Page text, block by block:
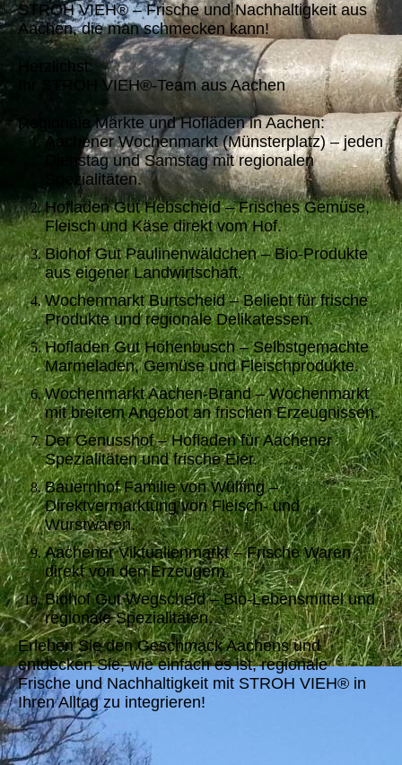
STROH VIEH® – Frische und Nachhaltigkeit aus
Aachen, die man schmecken kann!
Herzlichst,
Ihr STROH VIEH®-Team aus Aachen
Regionale Märkte und Hofläden in Aachen:
Aachener Wochenmarkt (Münsterplatz) – jeden
Dienstag und Samstag mit regionalen
Spezialitäten.
Hofladen Gut Hebscheid – Frisches Gemüse,
Fleisch und Käse direkt vom Hof.
Biohof Gut Paulinenwäldchen – Bio-Produkte
aus eigener Landwirtschaft.
Wochenmarkt Burtscheid – Beliebt für frische
Produkte und regionale Delikatessen.
Hofladen Gut Hohenbusch – Selbstgemachte
Marmeladen, Gemüse und Fleischprodukte.
Wochenmarkt Aachen-Brand – Wochenmarkt
mit breitem Angebot an frischen Erzeugnissen.
Der Genusshof – Hofladen für Aachener
Spezialitäten und frische Eier.
Bauernhof Familie von Wülfing –
Direktvermarktung von Fleisch- und
Wurstwaren.
Aachener Viktualienmarkt – Frische Waren
direkt von den Erzeugern.
Biohof Gut Wegscheid – Bio-Lebensmittel und
regionale Spezialitäten.
Erleben Sie den Geschmack Aachens und
entdecken Sie, wie einfach es ist, regionale
Frische und Nachhaltigkeit mit STROH VIEH® in
Ihren Alltag zu integrieren!